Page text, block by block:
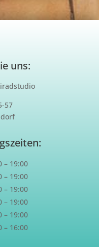
uns:
57
– 19:00
– 19:00
– 19:00
– 19:00
– 19:00
– 16:00